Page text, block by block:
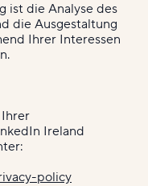
ist die Analyse des
die Ausgestaltung
Ihrer Interessen
Ireland
policy